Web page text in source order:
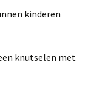
kinderen
knutselen met